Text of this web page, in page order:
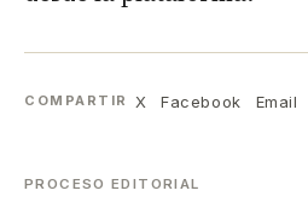
COMPARTIR X Facebook Email
PROCESO EDITORIAL